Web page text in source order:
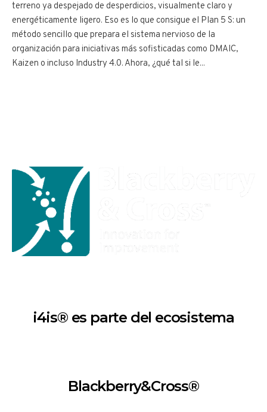
terreno ya despejado de desperdicios, visualmente claro y
energéticamente ligero. Eso es lo que consigue el Plan 5 S: un
método sencillo que prepara el sistema nervioso de la
organización para iniciativas más sofisticadas como DMAIC,
Kaizen o incluso Industry 4.0. Ahora, ¿qué tal si le...
i4is® es parte del ecosistema
Blackberry&Cross®